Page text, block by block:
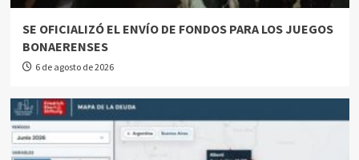
SE OFICIALIZÓ EL ENVÍO DE FONDOS PARA LOS JUEGOS
BONAERENSES
6 de agosto de 2026